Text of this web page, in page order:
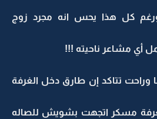
كل هذا يحس انه مجرد زوج
أي مشاعر ناحيته !!!
تتاكد إن طارق دخل الغرفة
مسكر اتجهت بشويش للصاله